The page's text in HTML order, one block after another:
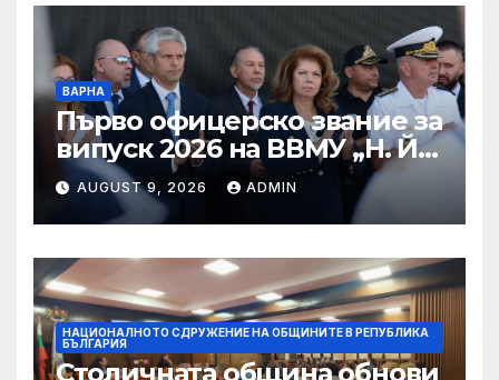
ВАРНА
Първо офицерско звание за
випуск 2026 на ВВМУ „Н. Й.
Вапцаров“
AUGUST 9, 2026 ADMIN
НАЦИОНАЛНОТО СДРУЖЕНИЕ НА ОБЩИНИТЕ В РЕПУБЛИКА
БЪЛГАРИЯ
Столичната община обнови